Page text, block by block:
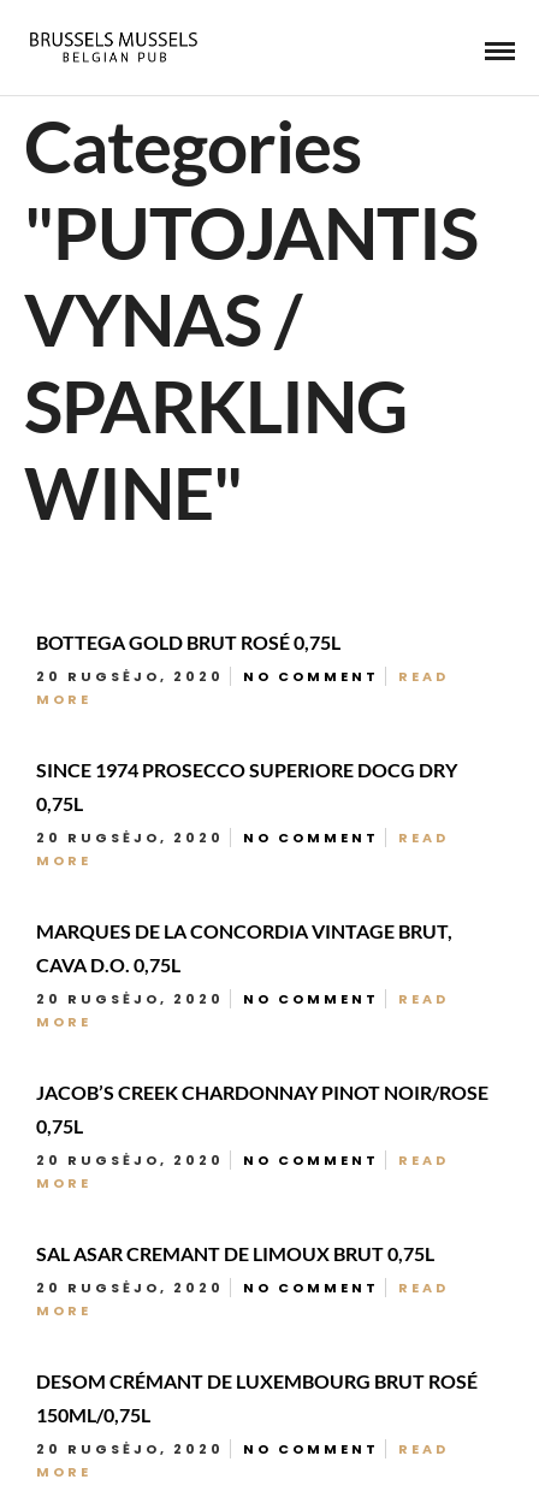
Categories
"PUTOJANTIS
VYNAS /
SPARKLING
WINE"
BOTTEGA GOLD BRUT ROSÉ 0,75L
20 RUGSĖJO, 2020 NO COMMENT
READ
MORE
SINCE 1974 PROSECCO SUPERIORE DOCG DRY
0,75L
20 RUGSĖJO, 2020 NO COMMENT
READ
MORE
MARQUES DE LA CONCORDIA VINTAGE BRUT,
CAVA D.O. 0,75L
20 RUGSĖJO, 2020 NO COMMENT
READ
MORE
JACOB’S CREEK CHARDONNAY PINOT NOIR/ROSE
0,75L
20 RUGSĖJO, 2020 NO COMMENT
READ
MORE
SAL ASAR CREMANT DE LIMOUX BRUT 0,75L
20 RUGSĖJO, 2020 NO COMMENT
READ
MORE
DESOM CRÉMANT DE LUXEMBOURG BRUT ROSÉ
150ML/0,75L
20 RUGSĖJO, 2020 NO COMMENT
READ
MORE